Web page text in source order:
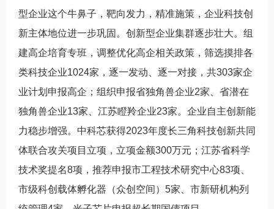
型企业这个牛鼻子，靶向发力，精准施策，企业科技创
新主体地位进一步巩固。创新型企业集群逐步壮大。组
建高企培育专班，调整优化高企相关政策，筛选摸排各
类科技企业1024家，逐一发动、逐一对接，共303家企
业计划申报高企；组织申报省独角兽企业2家、省潜在
独角兽企业13家、江苏瞪羚企业23家。企业自主创新能
力稳步增强。中科芯获得2023年度长三角科技创新共同
体联合攻关项目立项，立项金额300万元；江苏省科学
技术奖提名8项，推荐申报市工程技术研究中心83项、
市级科创载体孵化器（众创空间）5家、市新研机构列